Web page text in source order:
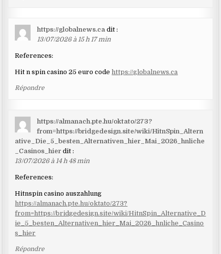
https://globalnews.ca dit :
13/07/2026 à 15 h 17 min
References:
Hit n spin casino 25 euro codehttps://globalnews.ca
Répondre
https://almanach.pte.hu/oktato/273?
from=https://bridgedesign.site/wiki/HitnSpin_Altern
ative_Die_5_besten_Alternativen_hier_Mai_2026_hnliche
_Casinos_hier dit :
13/07/2026 à 14 h 48 min
References:
Hitnspin casino auszahlung
https://almanach.pte.hu/oktato/273?
from=https://bridgedesign.site/wiki/HitnSpin_Alternative_D
ie_5_besten_Alternativen_hier_Mai_2026_hnliche_Casino
s_hier
Répondre